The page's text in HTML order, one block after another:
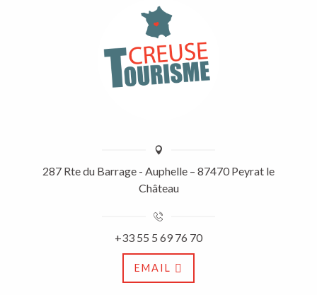
287 Rte du Barrage - Auphelle – 87470 Peyrat le
Château
+33 55 5 69 76 70
EMAIL